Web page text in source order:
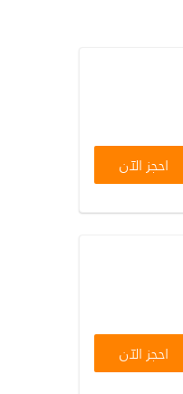
احجز الآن
احجز الآن